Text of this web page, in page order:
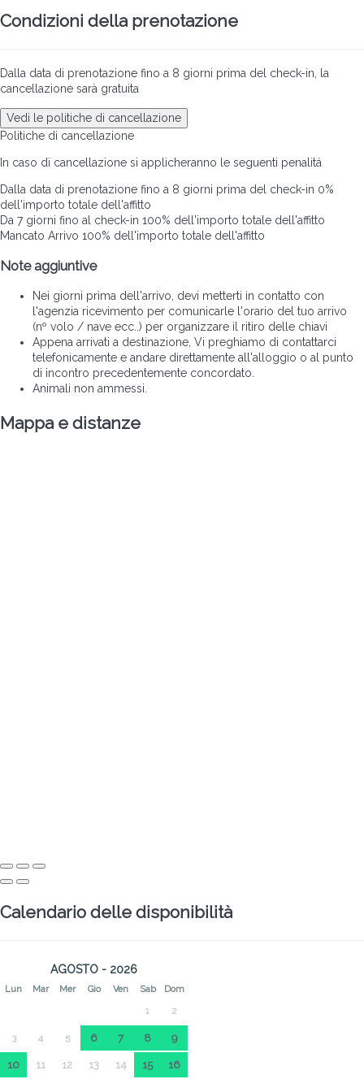
Condizioni della prenotazione
Dalla data di prenotazione fino a 8 giorni prima del check-in, la
cancellazione sarà gratuita
Vedi le politiche di cancellazione
Politiche di cancellazione
In caso di cancellazione si applicheranno le seguenti penalitá
Dalla data di prenotazione fino a 8 giorni prima del check-in 0%
dell'importo totale dell'affitto
Da 7 giorni fino al check-in 100% dell'importo totale dell'affitto
Mancato Arrivo 100% dell'importo totale dell'affitto
Note aggiuntive
Nei giorni prima dell'arrivo, devi metterti in contatto con
l'agenzia ricevimento per comunicarle l'orario del tuo arrivo
(nº volo / nave ecc..) per organizzare il ritiro delle chiavi
Appena arrivati a destinazione, Vi preghiamo di contattarci
telefonicamente e andare direttamente all'alloggio o al punto
di incontro precedentemente concordato.
Animali non ammessi.
Mappa e distanze
Calendario delle disponibilità
AGOSTO - 2026
Lun Mar Mer Gio Ven Sab Dom
1 2
3 4 5 6 7 8 9
10 11 12 13 14 15 16